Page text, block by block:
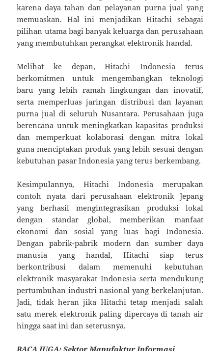
karena daya tahan dan pelayanan purna jual yang
memuaskan. Hal ini menjadikan Hitachi sebagai
pilihan utama bagi banyak keluarga dan perusahaan
yang membutuhkan perangkat elektronik handal.
Melihat ke depan, Hitachi Indonesia terus
berkomitmen untuk mengembangkan teknologi
baru yang lebih ramah lingkungan dan inovatif,
serta memperluas jaringan distribusi dan layanan
purna jual di seluruh Nusantara. Perusahaan juga
berencana untuk meningkatkan kapasitas produksi
dan memperkuat kolaborasi dengan mitra lokal
guna menciptakan produk yang lebih sesuai dengan
kebutuhan pasar Indonesia yang terus berkembang.
Kesimpulannya, Hitachi Indonesia merupakan
contoh nyata dari perusahaan elektronik Jepang
yang berhasil mengintegrasikan produksi lokal
dengan standar global, memberikan manfaat
ekonomi dan sosial yang luas bagi Indonesia.
Dengan pabrik-pabrik modern dan sumber daya
manusia yang handal, Hitachi siap terus
berkontribusi dalam memenuhi kebutuhan
elektronik masyarakat Indonesia serta mendukung
pertumbuhan industri nasional yang berkelanjutan.
Jadi, tidak heran jika Hitachi tetap menjadi salah
satu merek elektronik paling dipercaya di tanah air
hingga saat ini dan seterusnya.